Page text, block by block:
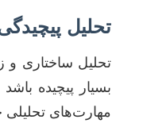
تحلیل
تحلیل ساختاری و
بسیار پیچیده
مهارت‌های